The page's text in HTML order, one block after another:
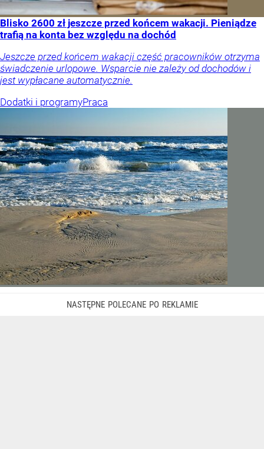
Blisko 2600 zł jeszcze przed końcem wakacji. Pieniądze
trafią na konta bez względu na dochód
Jeszcze przed końcem wakacji część pracowników otrzyma
świadczenie urlopowe. Wsparcie nie zależy od dochodów i
jest wypłacane automatycznie.
Dodatki i programyPraca